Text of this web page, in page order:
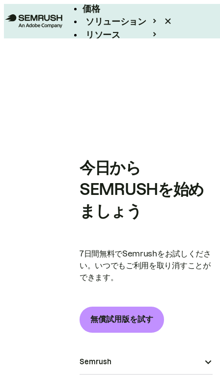
価格
ソリューション
リソース
今日から
SEMRUSHを始め
ましょう
7日間無料でSemrushをお試しくださ
い。いつでもご利用を取り消すことが
できます。
無償試用版を試す
Semrush